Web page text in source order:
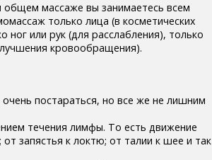
общем массаже вы занимаетесь всем
только лица (в косметических
или рук (для расслабления), только
кровообращения).
постараться, но все же не лишним
течения лимфы. То есть движение
запястья к локтю; от талии к шее и так